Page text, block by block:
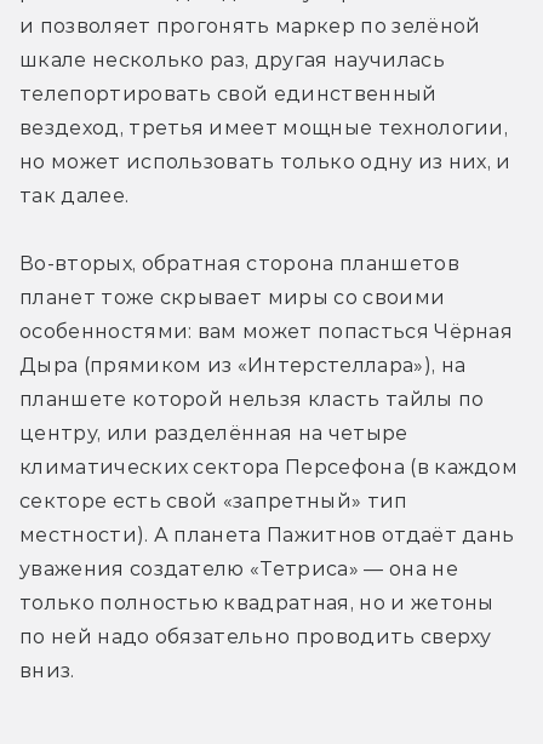
и позволяет прогонять маркер по зелёной
шкале несколько раз, другая научилась
телепортировать свой единственный
вездеход, третья имеет мощные технологии,
но может использовать только одну из них, и
так далее.
Во-вторых, обратная сторона планшетов
планет тоже скрывает миры со своими
особенностями: вам может попасться Чёрная
Дыра (прямиком из «Интерстеллара»), на
планшете которой нельзя класть тайлы по
центру, или разделённая на четыре
климатических сектора Персефона (в каждом
секторе есть свой «запретный» тип
местности). А планета Пажитнов отдаёт дань
уважения создателю «Тетриса» — она не
только полностью квадратная, но и жетоны
по ней надо обязательно проводить сверху
вниз.